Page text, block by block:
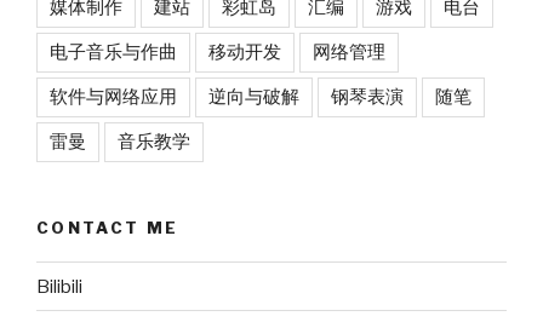
媒体制作 建站 彩虹岛 汇编 游戏 电台
电子音乐与作曲 移动开发 网络管理
软件与网络应用 逆向与破解 钢琴表演 随笔
雷曼 音乐教学
CONTACT ME
Bilibili